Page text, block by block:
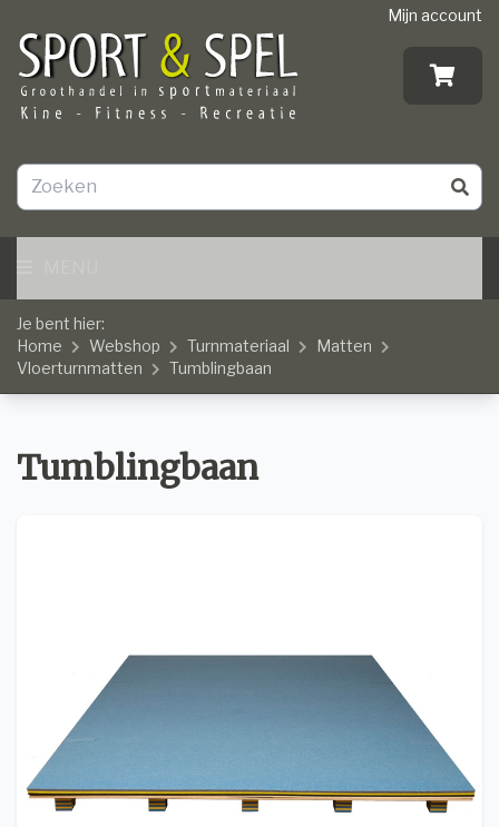
Mijn account
Je bent hier:
Home
Webshop Turnmateriaal
Matten
Vloerturnmatten
Tumblingbaan
Tumblingbaan